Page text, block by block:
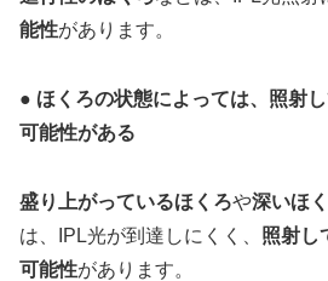
能性があります。
● ほくろの状態によっては、照射
可能性がある
盛り上がっているほくろや深いほ
は、IPL光が到達しにくく、 照射し
可能性があります。